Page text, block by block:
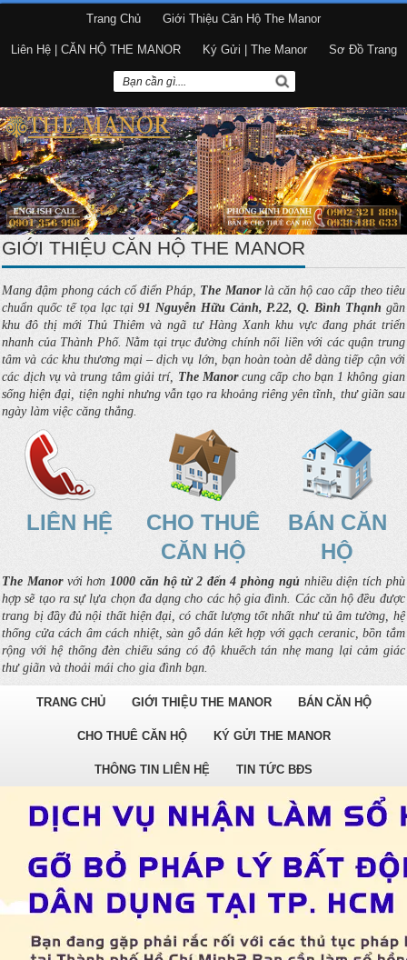
Trang Chủ Giới Thiệu Căn Hộ The Manor
Liên Hệ | CĂN HỘ THE MANOR Ký Gửi | The Manor Sơ Đồ Trang
GIỚI THIỆU CĂN HỘ THE MANOR
Mang đậm phong cách cổ điển Pháp, The Manorlà căn hộ cao cấp theo tiêu
chuẩn quốc tế tọa lạc tại91 Nguyễn Hữu Cảnh, P.22, Q. Bình Thạnh gần
khu đô thị mới Thủ Thiêm và ngã tư Hàng Xanh khu vực đang phát triển
nhanh của Thành Phố. Nằm tại trục đường chính nối liền với các quận trung
tâm và các khu thương mại – dịch vụ lớn, bạn hoàn toàn dễ dàng tiếp cận với
các dịch vụ và trung tâm giải trí, The Manorcung cấp cho bạn 1 không gian
sống hiện đại, tiện nghi nhưng vẫn tạo ra khoảng riêng yên tĩnh, thư giãn sau
ngày làm việc căng thẳng.
LIÊN HỆ
CHO THUÊ
CĂN HỘ
BÁN CĂN
HỘ
The Manorvới hơn1000 căn hộ từ 2 đến 4 phòng ngủnhiều diện tích phù
hợp sẽ tạo ra sự lựa chọn đa dạng cho các hộ gia đình. Các căn hộ đều được
trang bị đầy đủ nội thất hiện đại, có chất lượng tốt nhất như tủ âm tường, hệ
thống cửa cách âm cách nhiệt, sàn gỗ dán kết hợp với gạch ceranic, bồn tắm
rộng với hệ thống đèn chiếu sáng có độ khuếch tán nhẹ mang lại cảm giác
thư giãn và thoải mái cho gia đình bạn.
TRANG CHỦ GIỚI THIỆU THE MANOR BÁN CĂN HỘ
CHO THUÊ CĂN HỘ KÝ GỬI THE MANOR
THÔNG TIN LIÊN HỆ TIN TỨC BĐS